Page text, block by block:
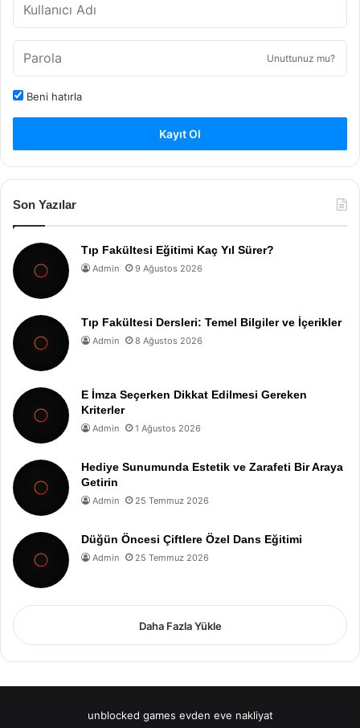
Unuttunuz mu?
Beni hatırla
Kayıt Ol
Son Yazılar
Tıp Fakültesi Eğitimi Kaç Yıl Sürer?
Admin 9 Ağustos 2026
Tıp Fakültesi Dersleri: Temel Bilgiler ve İçerikler
Admin 8 Ağustos 2026
E İmza Seçerken Dikkat Edilmesi Gereken
Kriterler
Admin 1 Ağustos 2026
Hediye Sunumunda Estetik ve Zarafeti Bir Araya
Getirin
Admin 25 Temmuz 2026
Düğün Öncesi Çiftlere Özel Dans Eğitimi
Admin 25 Temmuz 2026
Daha Fazla Yükle
unblocked games evden eve nakliyat